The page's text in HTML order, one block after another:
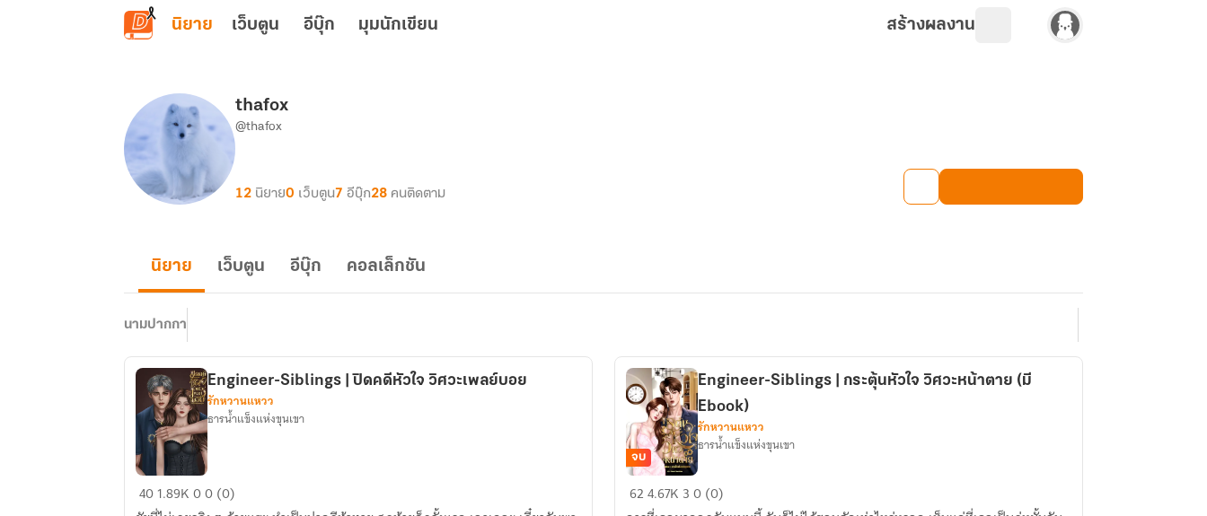
ข้ามไปยังเนื้อหาหลัก
นิยาย เว็บตูน อีบุ๊ก มุมนักเขียน สร้างผลงาน
thafox
@thafox
12 นิยาย0 เว็บตูน7 อีบุ๊ก28 คนติดตาม
นิยาย เว็บตูน อีบุ๊ก คอลเล็กชัน
นามปากกา
Engineer-
Siblings
Engineer-Siblings | ปิดคดีหัวใจ วิศวะเพลย์บอย
รักหวานแหวว
ธารน้ำแข็งแห่งขุนเขา
401.89K00 (0)
Engineer-
Siblings
จบ
Engineer-Siblings | กระตุ้นหัวใจ วิศวะหน้าตาย (มี
Ebook)
รักหวานแหวว
ธารน้ำแข็งแห่งขุนเขา
624.67K 30 (0)